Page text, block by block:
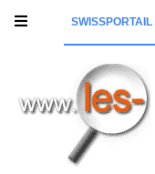
SWISSPORTAIL